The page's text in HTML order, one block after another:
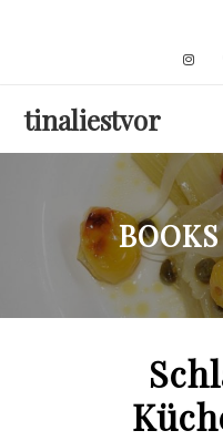
tinaliestvor